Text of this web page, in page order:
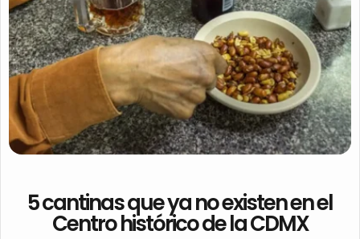
5 cantinas que ya no existen en el
Centro histórico de la CDMX